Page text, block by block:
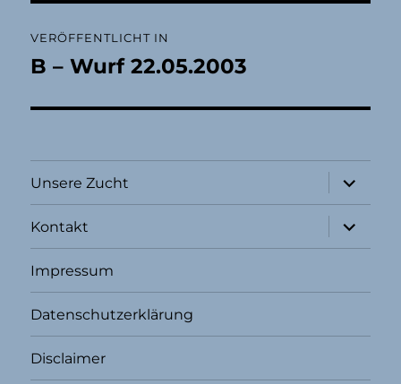
VERÖFFENTLICHT IN
B – Wurf 22.05.2003
Unsere Zucht
öffnen
Kontakt
öffnen
Impressum
Datenschutzerklärung
Disclaimer